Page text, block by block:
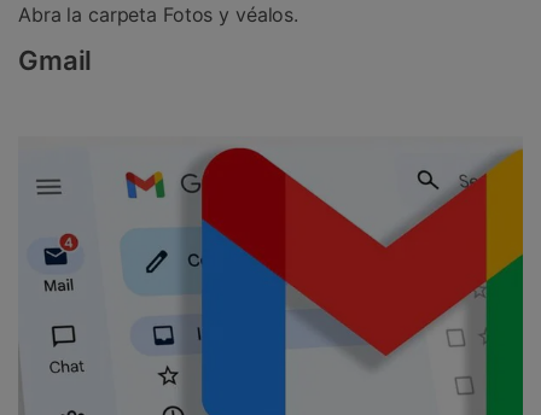
Abra la carpeta Fotos y véalos.
Gmail